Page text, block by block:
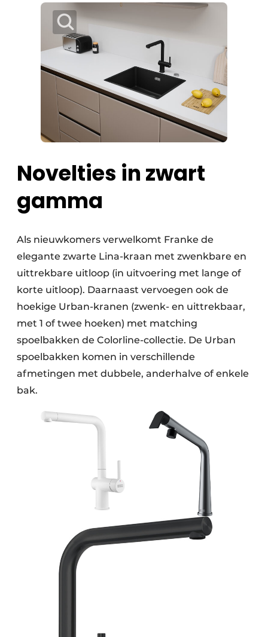
Novelties in zwart
gamma
Als nieuwkomers verwelkomt Franke de
elegante zwarte Lina-kraan met zwenkbare en
uittrekbare uitloop (in uitvoering met lange of
korte uitloop). Daarnaast vervoegen ook de
hoekige Urban-kranen (zwenk- en uittrekbaar,
met 1 of twee hoeken) met matching
spoelbakken de Colorline-collectie. De Urban
spoelbakken komen in verschillende
afmetingen met dubbele, anderhalve of enkele
bak.